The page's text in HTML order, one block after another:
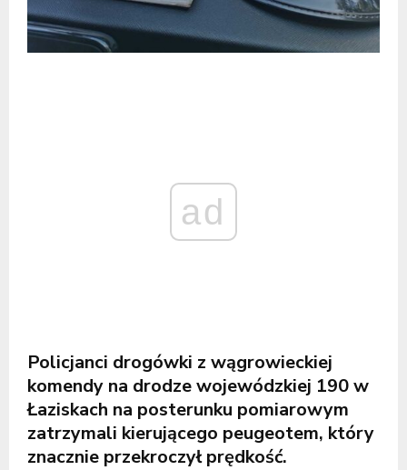
ad
Policjanci drogówki z wągrowieckiej
komendy na drodze wojewódzkiej 190 w
Łaziskach na posterunku pomiarowym
zatrzymali kierującego peugeotem, który
znacznie przekroczył prędkość.